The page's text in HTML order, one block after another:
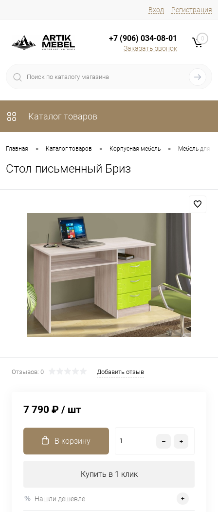
Вход Регистрация
+7 (906) 034-08-01
Заказать звонок
0
Каталог товаров
Главная • Каталог товаров • Корпусная мебель • Мебель для
Стол письменный Бриз
Отзывов: 0 Добавить отзыв
7 790 ₽ / шт
В корзину
Купить в 1 клик
Нашли дешевле